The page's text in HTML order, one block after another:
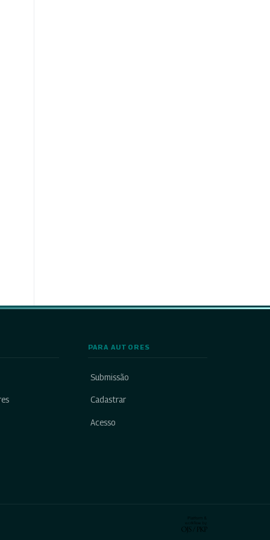
PARA AUTORES
Submissão
Cadastrar
Acesso